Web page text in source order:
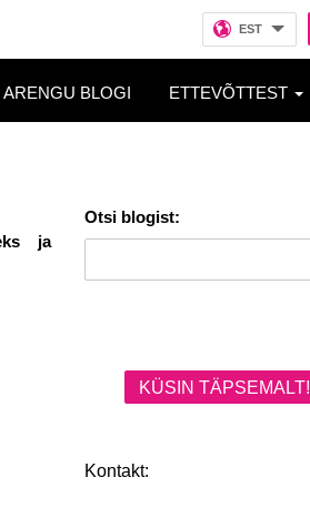
EST
ARENGU BLOGI ETTEVÕTTEST
ja
Otsi blogist:
KÜSIN TÄPSEMALT!
Kontakt: